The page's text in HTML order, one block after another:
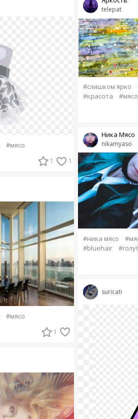
#мясо
1 1
#мясо
1
telepat
#слишком ярко
#красота
#мясо
nikamyaso
Ника Мясо
#ника мясо
#bluehair
suricati